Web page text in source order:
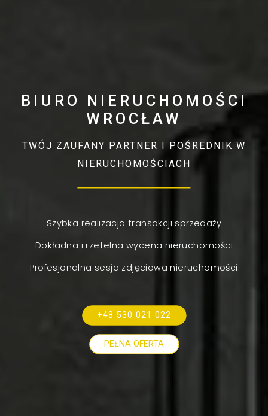
BIURO NIERUCHOMOŚCI
WROCŁAW
TWÓJ ZAUFANY PARTNER I POŚREDNIK W
NIERUCHOMOŚCIACH
Szybka realizacja transakcji sprzedaży
Dokładna i rzetelna wycena nieruchomości
Profesjonalna sesja zdjęciowa nieruchomości
+48 530 021 022
PEŁNA OFERTA